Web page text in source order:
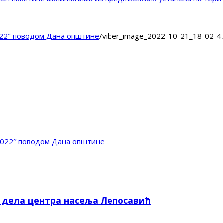
поводом Дана општине/viber_image_2022-10-21_18-02-
поводом Дана општине
центра насеља Лепосавић